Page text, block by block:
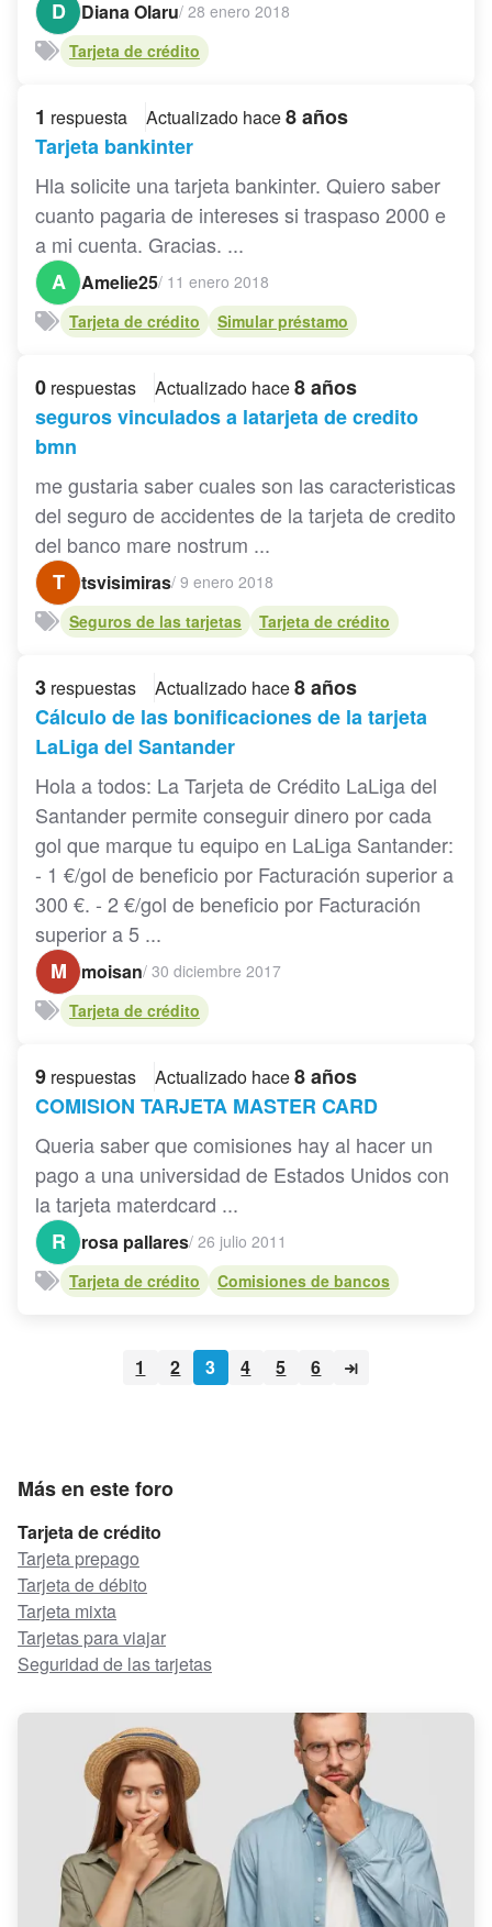
D Diana Olaru/ 28 enero 2018
Tarjeta de crédito
1 respuesta Actualizado hace8 años
Tarjeta bankinter
Hla solicite una tarjeta bankinter. Quiero saber
cuanto pagaria de intereses si traspaso 2000 e
a mi cuenta. Gracias. ...
A
Amelie25/ 11 enero 2018
Tarjeta de crédito
Simular préstamo
0 respuestas Actualizado hace8 años
seguros vinculados a latarjeta de credito
bmn
me gustaria saber cuales son las caracteristicas
del seguro de accidentes de la tarjeta de credito
del banco mare nostrum ...
T
tsvisimiras/ 9 enero 2018
Seguros de las tarjetas
Tarjeta de crédito
3 respuestas Actualizado hace8 años
Cálculo de las bonificaciones de la tarjeta
LaLiga del Santander
Hola a todos: La Tarjeta de Crédito LaLiga del
Santander permite conseguir dinero por cada
gol que marque tu equipo en LaLiga Santander:
- 1 €/gol de beneficio por Facturación superior a
300 €. - 2 €/gol de beneficio por Facturación
superior a 5 ...
M
moisan/ 30 diciembre 2017
Tarjeta de crédito
9 respuestas Actualizado hace8 años
COMISION TARJETA MASTER CARD
Queria saber que comisiones hay al hacer un
pago a una universidad de Estados Unidos con
la tarjeta materdcard ...
R
rosa pallares/ 26 julio 2011
Tarjeta de crédito
Comisiones de bancos
1 2 3 4 5 6
Más en este foro
Tarjeta de crédito
Tarjeta prepago
Tarjeta de débito
Tarjeta mixta
Tarjetas para viajar
Seguridad de las tarjetas